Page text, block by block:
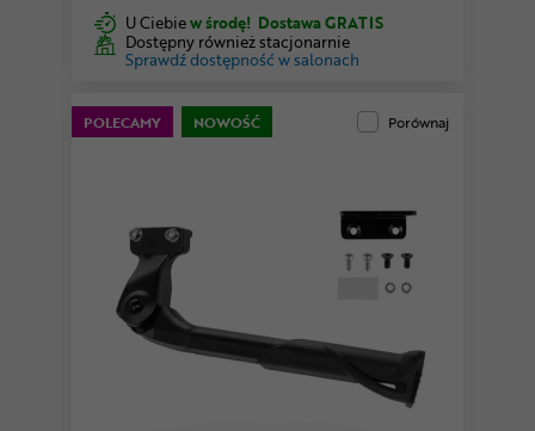
U Ciebiew środę! Dostawa GRATIS
Dostępny również stacjonarnie
Sprawdź dostępność w salonach
POLECAMY NOWOŚĆ Porównaj